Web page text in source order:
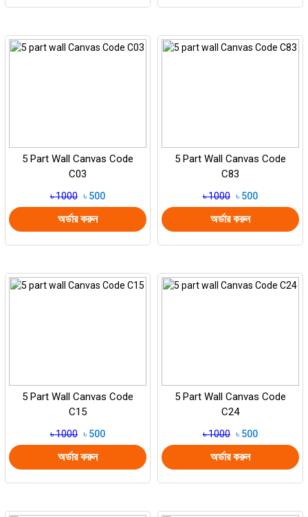
5 Part Wall Canvas Code
C03
৳ 1000 ৳ 500
অর্ডার করুন
5 Part Wall Canvas Code
C83
৳ 1000 ৳ 500
অর্ডার করুন
5 Part Wall Canvas Code
C15
৳ 1000 ৳ 500
অর্ডার করুন
5 Part Wall Canvas Code
C24
৳ 1000 ৳ 500
অর্ডার করুন